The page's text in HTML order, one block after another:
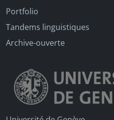
Portfolio
Tandems linguistiques
Archive-ouverte